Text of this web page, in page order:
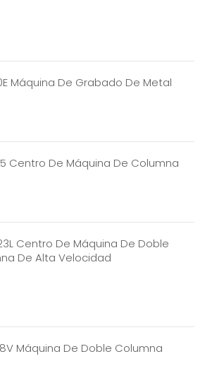
Máquina De Grabado De Metal
Centro De Máquina De Columna
Centro De Máquina De Doble
De Alta Velocidad
Máquina De Doble Columna